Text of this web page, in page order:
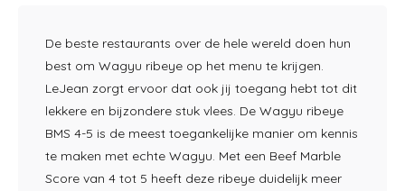
De beste restaurants over de hele wereld doen hun
best om Wagyu ribeye op het menu te krijgen.
LeJean zorgt ervoor dat ook jij toegang hebt tot dit
lekkere en bijzondere stuk vlees. De Wagyu ribeye
BMS 4-5 is de meest toegankelijke manier om kennis
te maken met echte Wagyu. Met een Beef Marble
Score van 4 tot 5 heeft deze ribeye duidelijk meer